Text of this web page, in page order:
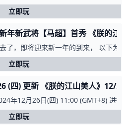
立即玩
年新武将【马超】首秀 《朕的江
了，即将迎来新一年的到来， 以下为
立即玩
(四) 更新 《朕的江山美人》12/26
年12月26日(四) 11:00 (GMT+8) 进行
立即玩